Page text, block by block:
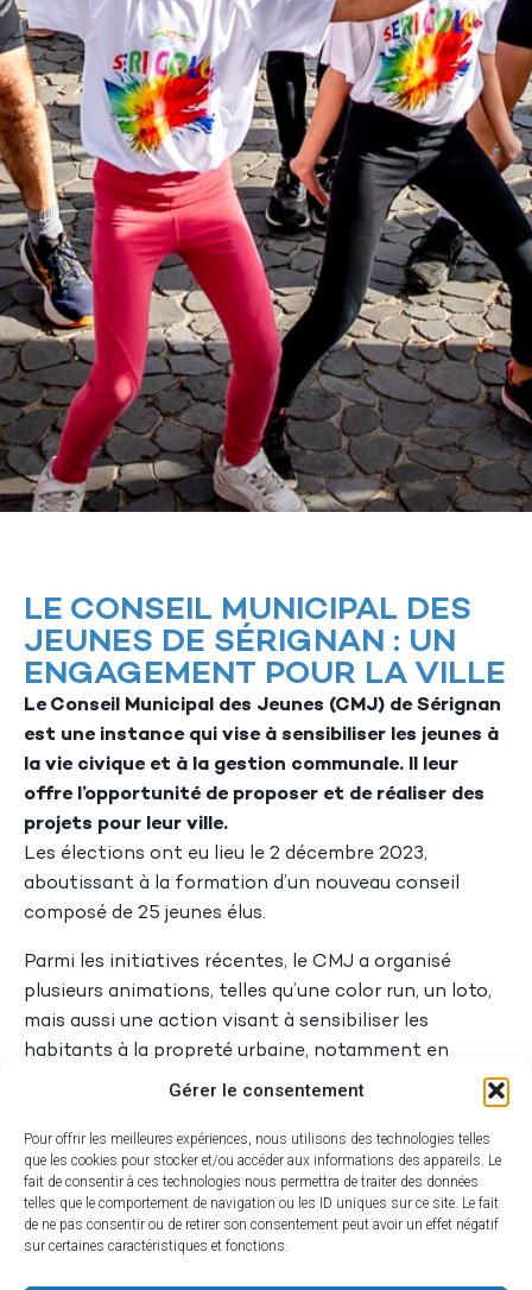
Gérer le consentement
Pour offrir les meilleures expériences, nous utilisons des technologies telles
que les cookies pour stocker et/ou accéder aux informations des appareils. Le
fait de consentir à ces technologies nous permettra de traiter des données
telles que le comportement de navigation ou les ID uniques sur ce site. Le fait
de ne pas consentir ou de retirer son consentement peut avoir un effet négatif
sur certaines caractéristiques et fonctions.
LE CONSEIL MUNICIPAL DES
JEUNES DE SÉRIGNAN : UN
ENGAGEMENT POUR LA VILLE
Le Conseil Municipal des Jeunes (CMJ) de Sérignan
est une instance qui vise à sensibiliser les jeunes à
la vie civique et à la gestion communale. Il leur
offre l’opportunité de proposer et de réaliser des
projets pour leur ville.
Les élections ont eu lieu le 2 décembre 2023,
aboutissant à la formation d’un nouveau conseil
composé de 25 jeunes élus.
Parmi les initiatives récentes, le CMJ a organisé
plusieurs animations, telles qu’une color run, un loto,
mais aussi une action visant à sensibiliser les
habitants à la propreté urbaine, notamment en
luttant contre les mégots de cigarettes jetés au sol. Il
est également présent sur bon nombre de festivités
municipales.